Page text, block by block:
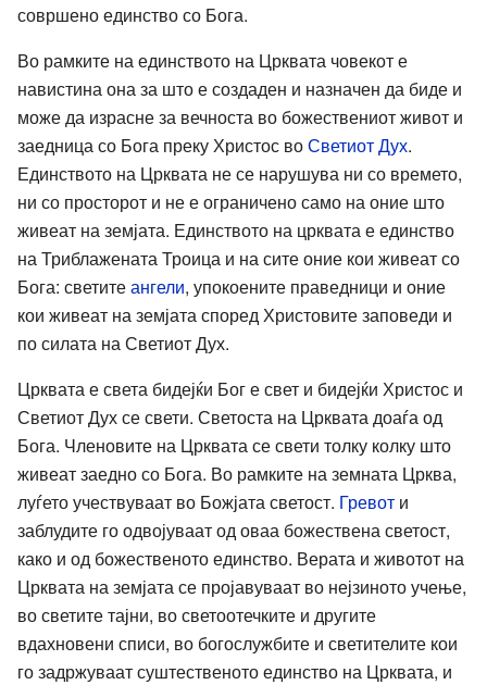
совршено единство со Бога.
Во рамките на единството на Црквата човекот е
навистина она за што е создаден и назначен да биде и
може да израсне за вечноста во божествениот живот и
заедница со Бога преку Христос воСветиот Дух.
Единството на Црквата не се нарушува ни со времето,
ни со просторот и не е ограничено само на оние што
живеат на земјата. Единството на црквата е единство
на Триблажената Троица и на сите оние кои живеат со
Бога: светитеангели, упокоените праведници и оние
кои живеат на земјата според Христовите заповеди и
по силата на Светиот Дух.
Црквата е света бидејќи Бог е свет и бидејќи Христос и
Светиот Дух се свети. Светоста на Црквата доаѓа од
Бога. Членовите на Црквата се свети толку колку што
живеат заедно со Бога. Во рамките на земната Црква,
луѓето учествуваат во Божјата светост. Гревот и
заблудите го одвојуваат од оваа божествена светост,
како и од божественото единство. Верата и животот на
Црквата на земјата се пројавуваат во нејзиното учење,
во светите тајни, во светоотечките и другите
вдахновени списи, во богослужбите и светителите кои
го задржуваат суштественото единство на Црквата, и